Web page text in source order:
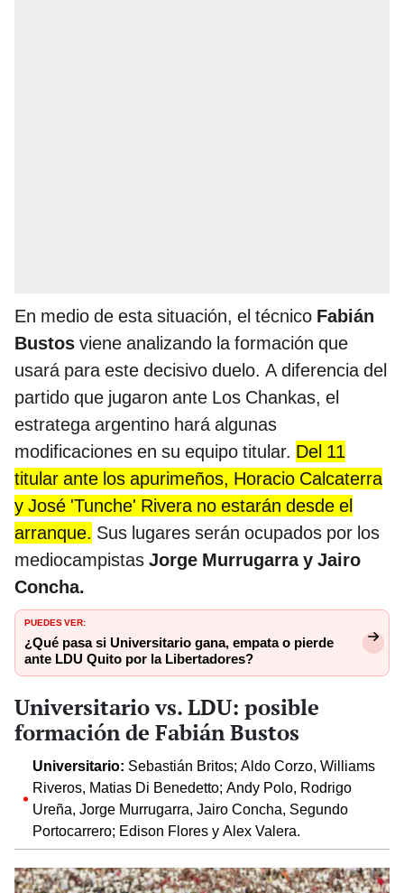
En medio de esta situación, el técnico Fabián
Bustos viene analizando la formación que
usará para este decisivo duelo. A diferencia del
partido que jugaron ante Los Chankas, el
estratega argentino hará algunas
modificaciones en su equipo titular. Del 11
titular ante los apurimeños, Horacio Calcaterra
y José 'Tunche' Rivera no estarán desde el
arranque. Sus lugares serán ocupados por los
mediocampistas Jorge Murrugarra y Jairo
Concha.
PUEDES VER:
¿Qué pasa si Universitario gana, empata o pierde
ante LDU Quito por la Libertadores?
Universitario vs. LDU: posible
formación de Fabián Bustos
Universitario: Sebastián Britos; Aldo Corzo, Williams
Riveros, Matias Di Benedetto; Andy Polo, Rodrigo
Ureña, Jorge Murrugarra, Jairo Concha, Segundo
Portocarrero; Edison Flores y Alex Valera.